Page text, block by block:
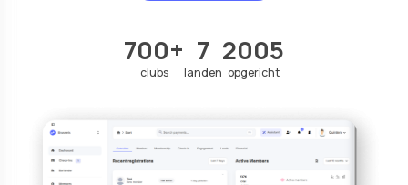
700+
clubs
7
landen
2005
opgericht